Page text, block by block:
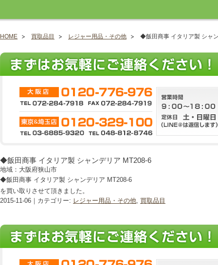
HOME 買取品目 レジャー用品・その他 ◆飯田商事 イタリア製 シャ
◆飯田商事 イタリア製 シャンデリア MT208-6
地域：大阪府狭山市
◆飯田商事 イタリア製 シャンデリア MT208-6
を買い取りさせて頂きました。
2015-11-06｜カテゴリー: レジャー用品・その他, 買取品目